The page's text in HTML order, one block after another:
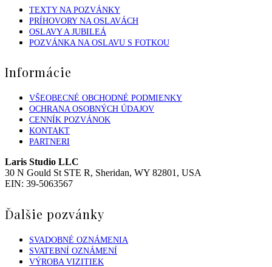
TEXTY NA POZVÁNKY
PRÍHOVORY NA OSLAVÁCH
OSLAVY A JUBILEÁ
POZVÁNKA NA OSLAVU S FOTKOU
Informácie
VŠEOBECNÉ OBCHODNÉ PODMIENKY
OCHRANA OSOBNÝCH ÚDAJOV
CENNÍK POZVÁNOK
KONTAKT
PARTNERI
Laris Studio LLC
30 N Gould St STE R, Sheridan, WY 82801, USA
EIN: 39-5063567
Ďalšie pozvánky
SVADOBNÉ OZNÁMENIA
SVATEBNÍ OZNÁMENÍ
VÝROBA VIZITIEK